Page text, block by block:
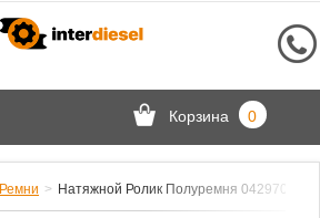
Корзина 0
Ремни Натяжной Ролик Полуремня 04297054